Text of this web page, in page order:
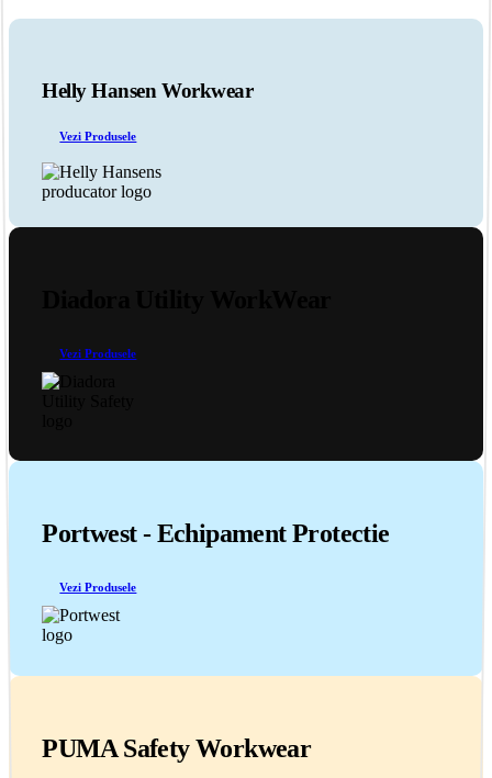
multe
pagina
produsului.
Helly Hansen Workwear
Vezi Produsele
Vezi Produsele
Portwest - Echipament Protectie
Vezi Produsele
PUMA Safety Workwear